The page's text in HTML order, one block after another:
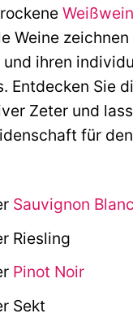
Weine
ihren
Entdecken Sie
Zeter und
für
Sauvignon Blanc
Riesling
Pinot Noir
Sekt